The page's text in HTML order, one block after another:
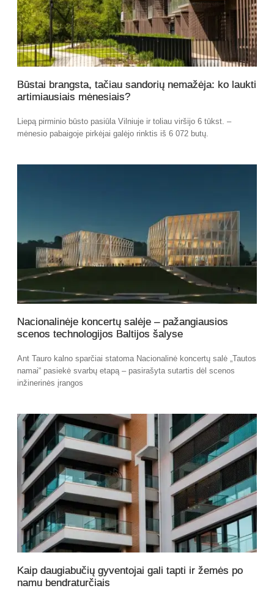
Būstai brangsta, tačiau sandorių nemažėja: ko laukti
artimiausiais mėnesiais?
Liepą pirminio būsto pasiūla Vilniuje ir toliau viršijo 6 tūkst. –
mėnesio pabaigoje pirkėjai galėjo rinktis iš 6 072 butų.
Nacionalinėje koncertų salėje – pažangiausios
scenos technologijos Baltijos šalyse
Ant Tauro kalno sparčiai statoma Nacionalinė koncertų salė „Tautos
namai“ pasiekė svarbų etapą – pasirašyta sutartis dėl scenos
inžinerinės įrangos
Kaip daugiabučių gyventojai gali tapti ir žemės po
namu bendraturčiais